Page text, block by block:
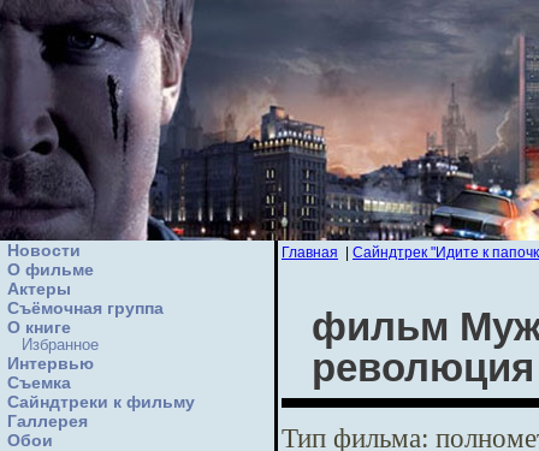
Новости
О фильме
Актеры
Съёмочная группа
О книге
Избранное
Интервью
Cъемка
Сайндтреки к фильму
Галлерея
Обои
Главная Сайндтрек "Идите к
фильм
революция
Тип фильма: